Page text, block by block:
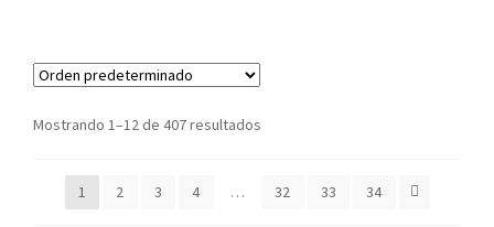
Mostrando 1–12 de 407 resultados
1 2 3 4 … 32 33 34